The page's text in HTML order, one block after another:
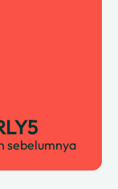
sebelumnya